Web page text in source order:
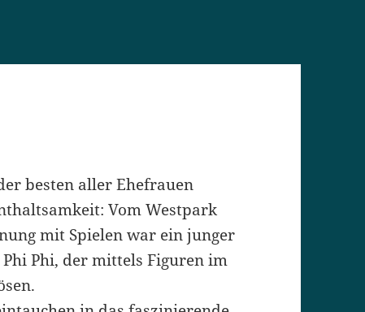
besten aller Ehefrauen
Vom Westpark
mit Spielen war ein junger
Phi, der mittels Figuren im